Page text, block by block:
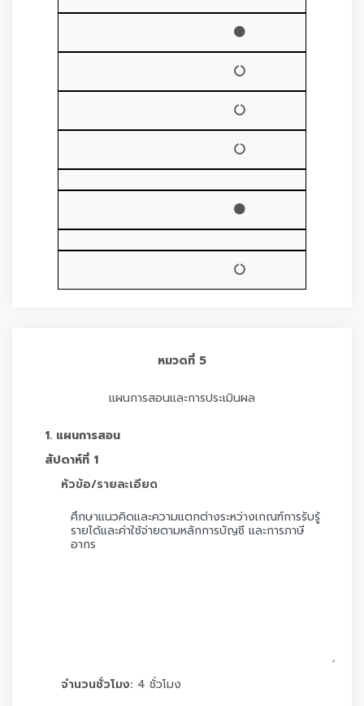
หมวดที่ 5
แผนการสอนและการประเมินผล
1. แผนการสอน
สัปดาห์ที่ 1
หัวข้อ/รายละเอียด
จำนวนชั่วโมง: 4 ชั่วโมง